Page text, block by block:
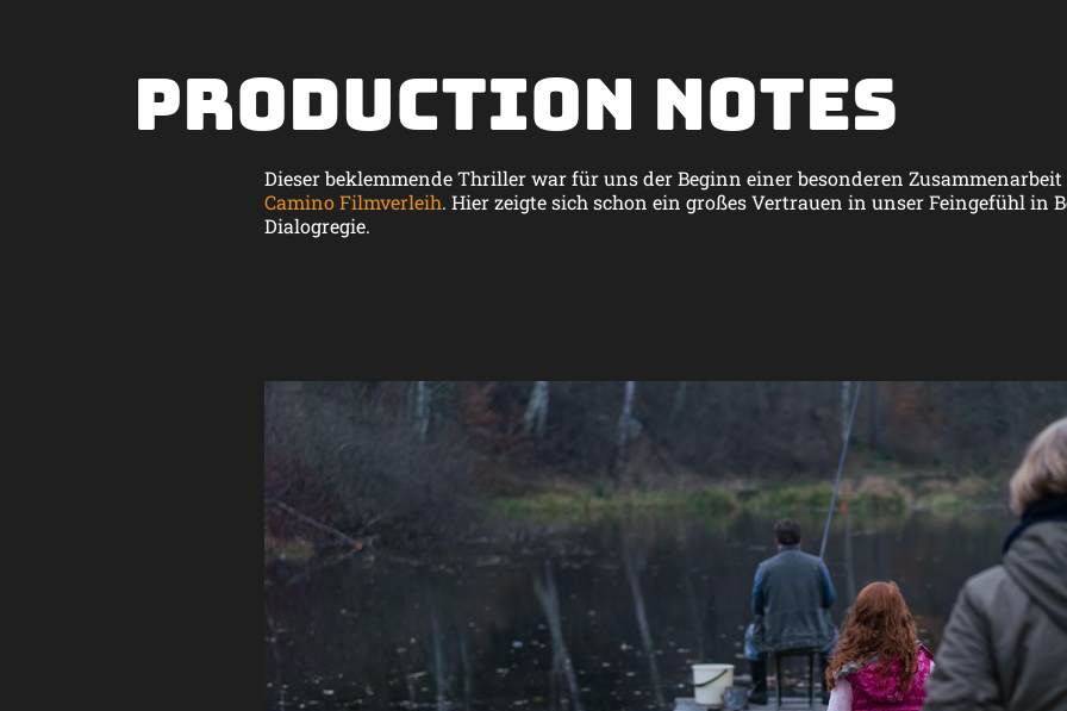
Production Notes
Dieser beklemmende Thriller war für uns der Beginn einer besonderen
Camino Filmverleih. Hier zeigte sich schon ein großes Vertrauen in unser Feingefühl in
Dialogregie.